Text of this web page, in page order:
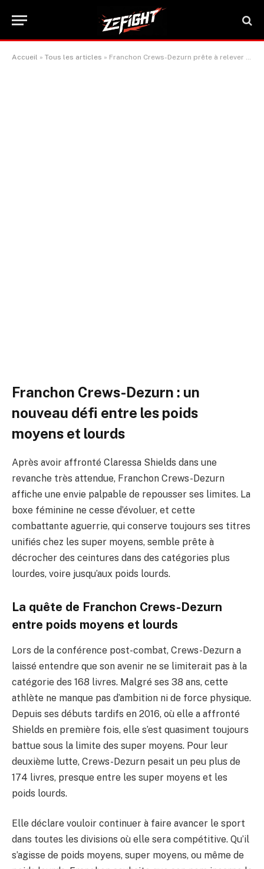
Accueil » Tous les articles » Franchon Crews-Dezurn prête à relever le défi du combat de la catégorie poids moyens à lourds
Franchon Crews-Dezurn : un
nouveau défi entre les poids
moyens et lourds
Après avoir affronté Claressa Shields dans une
revanche très attendue, Franchon Crews-Dezurn
affiche une envie palpable de repousser ses limites. La
boxe féminine ne cesse d’évoluer, et cette
combattante aguerrie, qui conserve toujours ses titres
unifiés chez les super moyens, semble prête à
décrocher des ceintures dans des catégories plus
lourdes, voire jusqu’aux poids lourds.
La quête de Franchon Crews-Dezurn
entre poids moyens et lourds
Lors de la conférence post-combat, Crews-Dezurn a
laissé entendre que son avenir ne se limiterait pas à la
catégorie des 168 livres. Malgré ses 38 ans, cette
athlète ne manque pas d’ambition ni de force physique.
Depuis ses débuts tardifs en 2016, où elle a affronté
Shields en première fois, elle s’est quasiment toujours
battue sous la limite des super moyens. Pour leur
deuxième lutte, Crews-Dezurn pesait un peu plus de
174 livres, presque entre les super moyens et les
poids lourds.
Elle déclare vouloir continuer à faire avancer le sport
dans toutes les divisions où elle sera compétitive. Qu’il
s’agisse de poids moyens, super moyens, ou même de